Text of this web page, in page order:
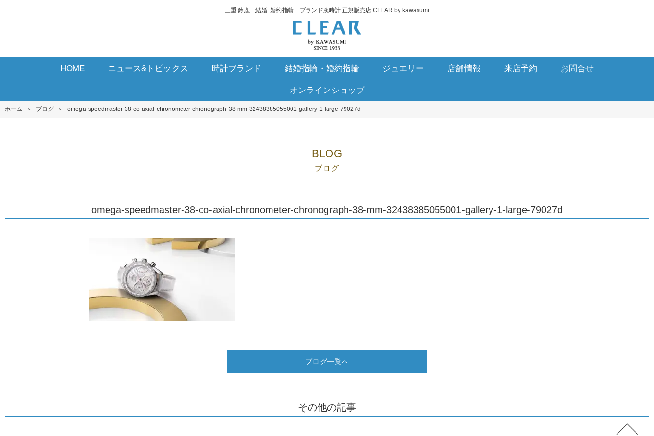
三重 鈴鹿 結婚･婚約指輪 ブランド腕時計 正規販売店 CLEAR by kawasumi
HOME ニュース&トピックス 時計ブランド 結婚指輪・婚約指輪 ジュエリー 店舗情報 来店予約 お問合せ
オンラインショップ
ホーム ＞ ブログ ＞ omega-speedmaster-38-co-axial-chronometer-chronograph-38-mm-32438385055001-gallery-1-large-79027d
BLOG
ブログ
omega-speedmaster-38-co-axial-chronometer-chronograph-38-mm-32438385055001-gallery-1-large-79027d
ブログ一覧へ
その他の記事